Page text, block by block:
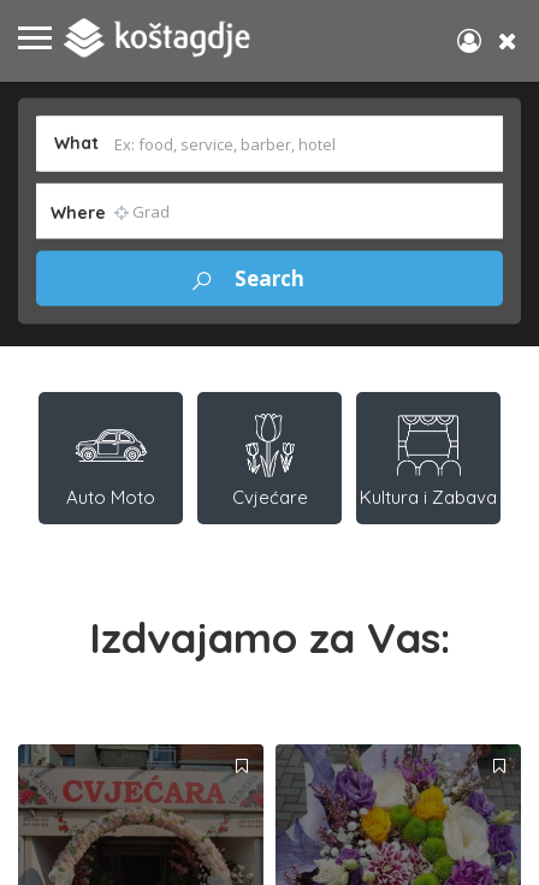
What
Where
Auto Moto Cvjećare Kultura i Zabava
Izdvajamo za Vas: